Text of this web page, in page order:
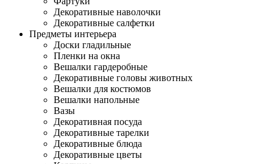
Декоративные наволочки
Декоративные салфетки
Предметы интерьера
Доски гладильные
Пленки на окна
Вешалки гардеробные
Декоративные головы животных
Вешалки для костюмов
Вешалки напольные
Вазы
Декоративная посуда
Декоративные тарелки
Декоративные блюда
Декоративные цветы